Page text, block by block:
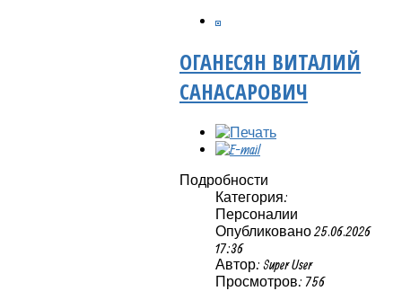
ОГАНЕСЯН ВИТАЛИЙ
САНАСАРОВИЧ
Подробности
Категория:
Персоналии
Опубликовано 25.06.2026
17:36
Автор: Super User
Просмотров: 756